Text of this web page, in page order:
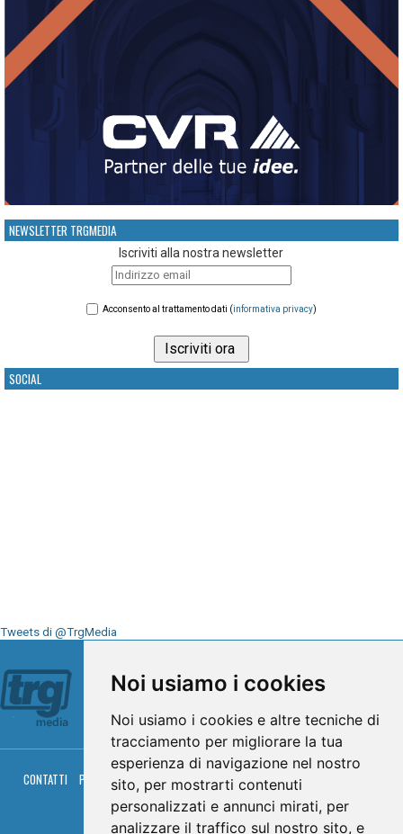
Noi usiamo i cookies
Noi usiamo i cookies e altre tecniche di
tracciamento per migliorare la tua
esperienza di navigazione nel nostro
sito, per mostrarti contenuti
personalizzati e annunci mirati, per
analizzare il traffico sul nostro sito, e
NEWSLETTER TRGMEDIA
Iscriviti alla nostra newsletter
Acconsento al trattamento dati (informativa privacy)
SOCIAL
Tweets di @TrgMedia
CONTATTI PRIVACY COOKIES PALINSESTO DIRETTA TV
RGM HITRADIO
© TRG Media 2005-2026